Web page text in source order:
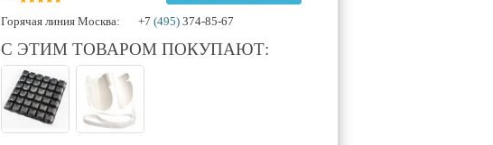
Горячая линия Москва: +7 (495) 374-85-67
С ЭТИМ ТОВАРОМ ПОКУПАЮТ: